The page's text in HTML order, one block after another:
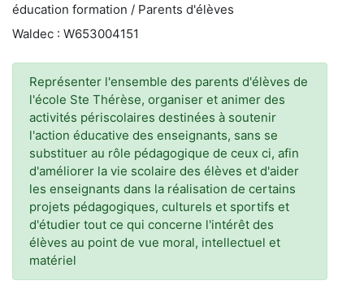
éducation formation / Parents d'élèves
Waldec : W653004151
Représenter l'ensemble des parents d'élèves de
l'école Ste Thérèse, organiser et animer des
activités périscolaires destinées à soutenir
l'action éducative des enseignants, sans se
substituer au rôle pédagogique de ceux ci, afin
d'améliorer la vie scolaire des élèves et d'aider
les enseignants dans la réalisation de certains
projets pédagogiques, culturels et sportifs et
d'étudier tout ce qui concerne l'intérêt des
élèves au point de vue moral, intellectuel et
matériel